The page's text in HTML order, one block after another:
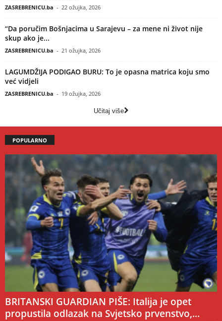
ZASREBRENICU.ba - 22 ožujka, 2026
“Da poručim Bošnjacima u Sarajevu – za mene ni život nije
skup ako je...
ZASREBRENICU.ba - 21 ožujka, 2026
LAGUMDŽIJA PODIGAO BURU: To je opasna matrica koju smo
već vidjeli
ZASREBRENICU.ba - 19 ožujka, 2026
Učitaj više
POPULARNO
BRITANSKI GUARDIAN PIŠE: Italija je opet
propustila odlazak na Svjetsko prvenstvo,...